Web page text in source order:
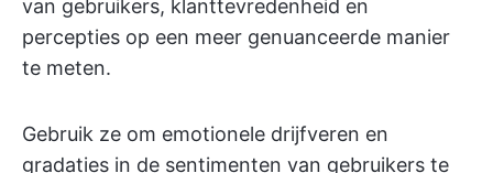
van gebruikers, klanttevredenheid en
percepties op een meer genuanceerde manier
te meten.
Gebruik ze om emotionele drijfveren en
gradaties in de sentimenten van gebruikers te